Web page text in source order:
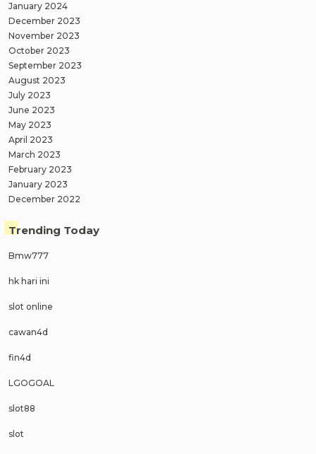
January 2024
December 2023
November 2023
October 2023
September 2023
August 2023
July 2023
June 2023
May 2023
April 2023
March 2023
February 2023
January 2023
December 2022
Trending Today
Bmw777
hk hari ini
slot online
cawan4d
fin4d
LGOGOAL
slot88
slot